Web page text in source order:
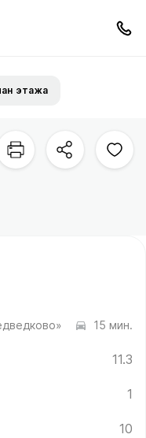
этажа
15 мин.
11.3
1
10